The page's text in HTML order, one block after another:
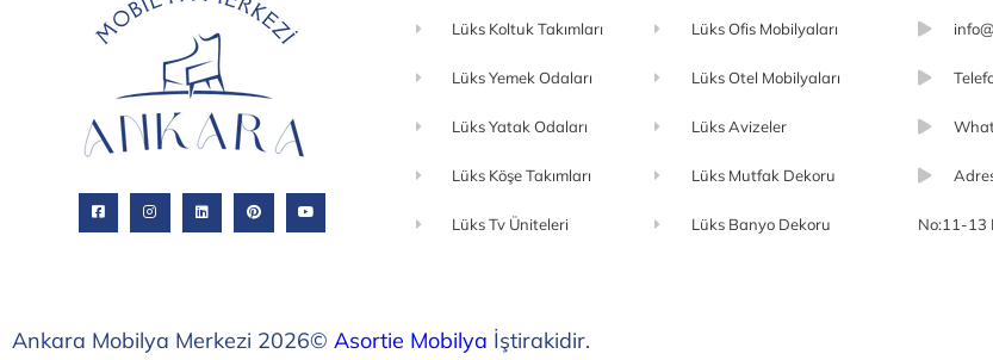
Lüks Koltuk Takımları
Lüks Yemek Odaları
Lüks Yatak Odaları
Lüks Köşe Takımları
Lüks Tv Üniteleri
Lüks Ofis Mobilyaları
Lüks Otel Mobilyaları
Lüks Avizeler
Lüks Mutfak Dekoru
Lüks Banyo Dekoru No:11-13
Ankara Mobilya Merkezi 2026© Asortie Mobilya İştirakidir.